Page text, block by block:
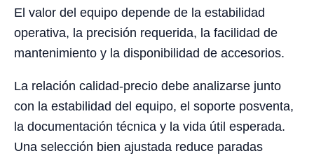
El valor del equipo depende de la estabilidad
operativa, la precisión requerida, la facilidad de
mantenimiento y la disponibilidad de accesorios.
La relación calidad-precio debe analizarse junto
con la estabilidad del equipo, el soporte posventa,
la documentación técnica y la vida útil esperada.
Una selección bien ajustada reduce paradas